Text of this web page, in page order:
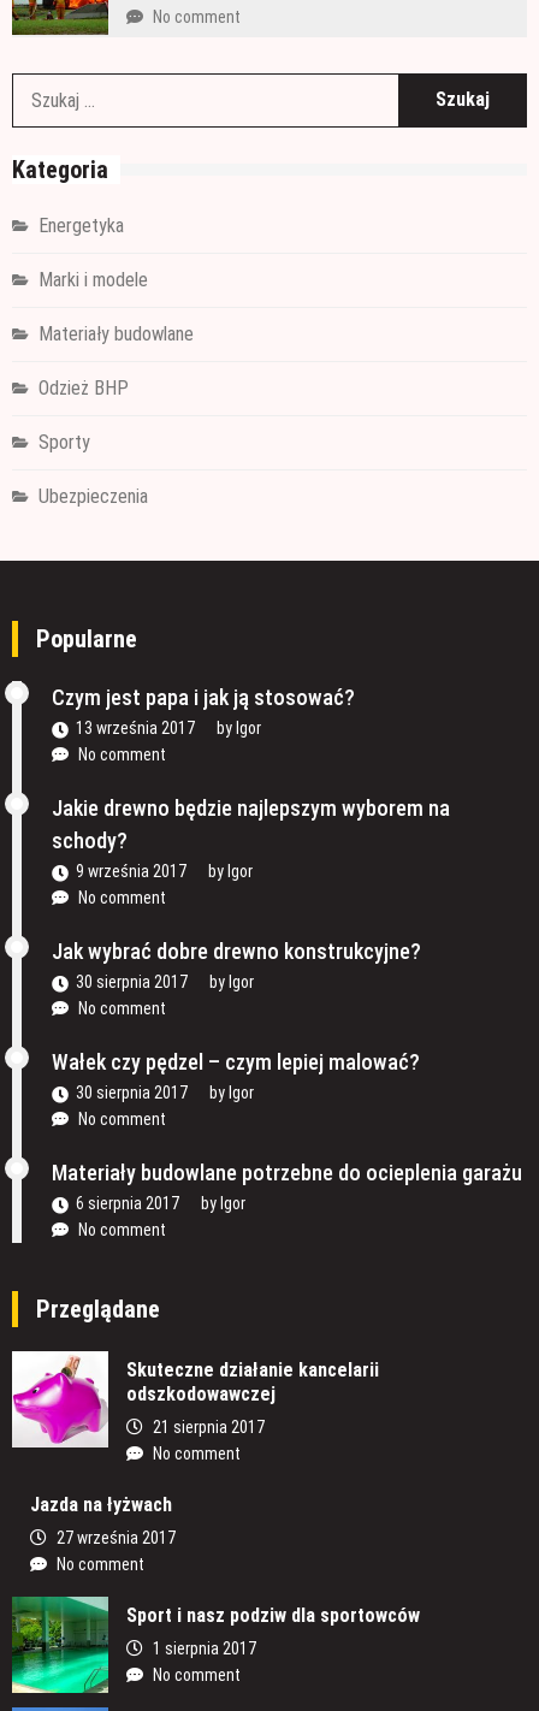
No comment
Kategoria
Energetyka
Marki i modele
Materiały budowlane
Odzież BHP
Sporty
Ubezpieczenia
Popularne
Czym jest papa i jak ją stosować?
13 września 2017 by Igor
No comment
Jakie drewno będzie najlepszym wyborem na
schody?
9 września 2017 by Igor
No comment
Jak wybrać dobre drewno konstrukcyjne?
30 sierpnia 2017 by Igor
No comment
Wałek czy pędzel – czym lepiej malować?
30 sierpnia 2017 by Igor
No comment
Materiały budowlane potrzebne do ocieplenia garażu
6 sierpnia 2017 by Igor
No comment
Przeglądane
Skuteczne działanie kancelarii
odszkodowawczej
21 sierpnia 2017
No comment
Jazda na łyżwach
27 września 2017
No comment
Sport i nasz podziw dla sportowców
1 sierpnia 2017
No comment